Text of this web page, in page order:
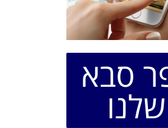
סבא
שלנו